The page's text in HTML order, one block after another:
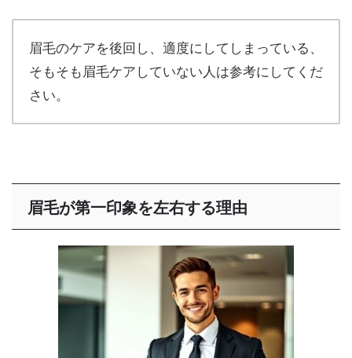
眉毛のケアを後回し、適度にしてしまっている、
そもそも眉毛ケアしていない人は参考にしてくだ
さい。
眉毛が第一印象を左右する理由